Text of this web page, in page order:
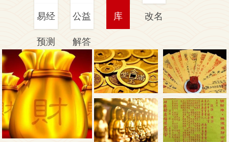
认证 法事 库 改名
易经
预测
公益
解答